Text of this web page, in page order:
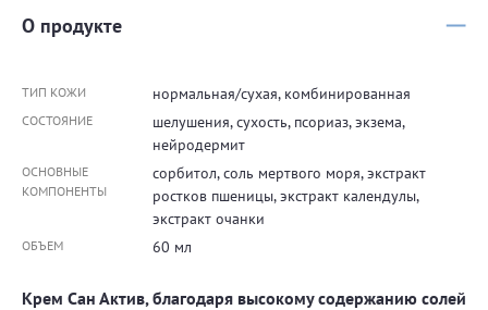
О продукте
ТИП КОЖИ нормальная/сухая, комбинированная
СОСТОЯНИЕ
шелушения, сухость, псориаз, экзема,
нейродермит
ОСНОВНЫЕ
КОМПОНЕНТЫ
сорбитол, соль мертвого моря, экстракт
ростков пшеницы, экстракт календулы,
экстракт очанки
ОБЪЕМ 60 мл
Крем Сан Актив, благодаря высокому содержанию солей